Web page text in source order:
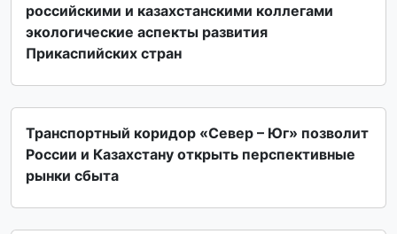
российскими и казахстанскими коллегами
экологические аспекты развития
Прикаспийских стран
Транспортный коридор «Север – Юг» позволит
России и Казахстану открыть перспективные
рынки сбыта